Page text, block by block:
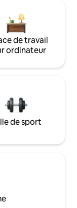
de travail
ordinateur
de sport